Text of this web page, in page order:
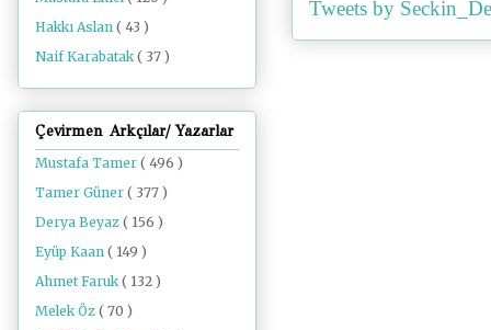
Tweets by
Hakkı Aslan ( 43 )
Naif Karabatak( 37 )
Çevirmen Arkçılar/ Yazarlar
Mustafa Tamer ( 496 )
Tamer Güner ( 377 )
Derya Beyaz ( 156 )
Eyüp Kaan ( 149 )
Ahmet Faruk ( 132 )
Melek Öz ( 70 )